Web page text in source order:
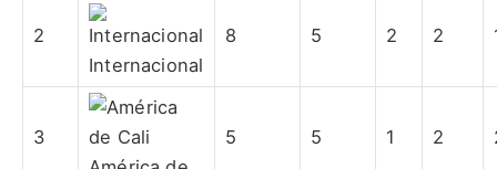
2
Internacional
8 5 2 2
3
5 5 1 2